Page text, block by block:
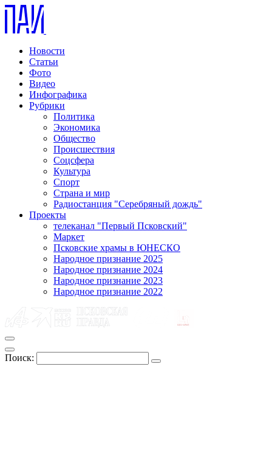
Новости
Статьи
Фото
Видео
Инфографика
Рубрики
Политика
Экономика
Общество
Происшествия
Соцсфера
Культура
Спорт
Страна и мир
Радиостанция "Серебряный дождь"
Проекты
телеканал "Первый Псковский"
Маркет
Псковские храмы в ЮНЕСКО
Народное признание 2025
Народное признание 2024
Народное признание 2023
Народное признание 2022
Поиск: